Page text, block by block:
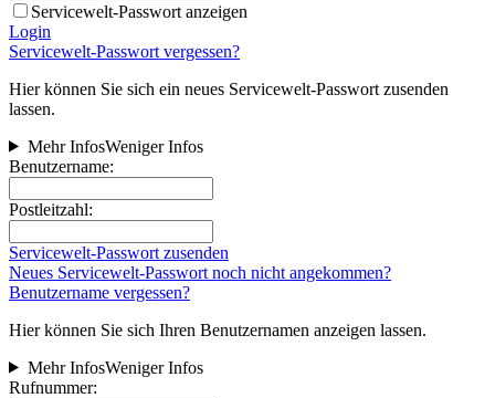
Servicewelt-Passwort anzeigen
Login
Servicewelt-Passwort vergessen?
Hier können Sie sich ein neues Servicewelt-Passwort zusenden
lassen.
Mehr InfosWeniger Infos
Benutzername:
Postleitzahl:
Servicewelt-Passwort zusenden
Neues Servicewelt-Passwort noch nicht angekommen?
Benutzername vergessen?
Hier können Sie sich Ihren Benutzernamen anzeigen lassen.
Mehr InfosWeniger Infos
Rufnummer: